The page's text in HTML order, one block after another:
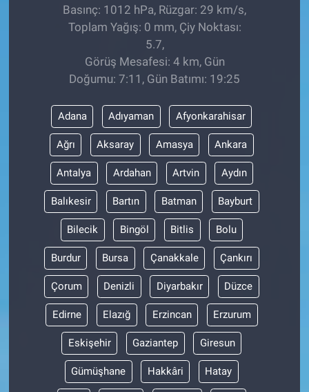
Basınç: 1012 hPa, Rüzgar: 29 km/s,
Toplam Yağış: 0 mm, Çiy Noktası:
5.7,
Görüş Mesafesi: 4 km, Gün
Doğumu: 7:11, Gün Batımı: 19:25
Adana Adıyaman Afyonkarahisar
Ağrı Aksaray Amasya Ankara
Antalya Ardahan Artvin Aydın
Balıkesir Bartın Batman Bayburt
Bilecik Bingöl Bitlis Bolu
Burdur Bursa Çanakkale Çankırı
Çorum Denizli Diyarbakır Düzce
Edirne Elazığ Erzincan Erzurum
Eskişehir Gaziantep Giresun
Gümüşhane Hakkâri Hatay